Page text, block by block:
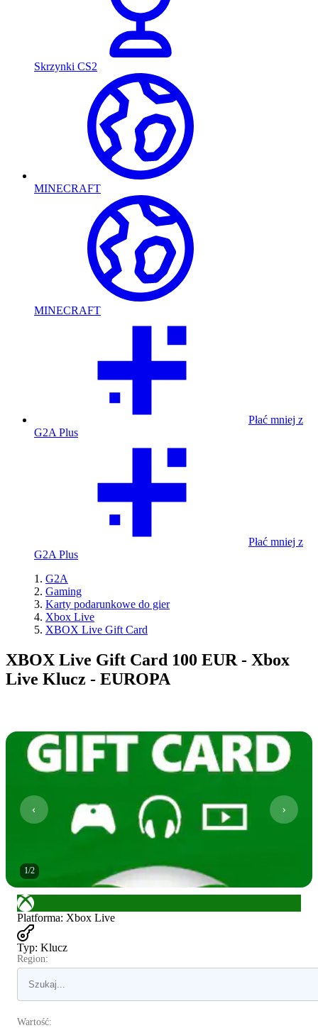
Skrzynki CS2
MINECRAFT
MINECRAFT
Płać mniej z
G2A Plus
Płać mniej z
G2A Plus
G2A
Gaming
Karty podarunkowe do gier
Xbox Live
XBOX Live Gift Card
XBOX Live Gift Card 100 EUR - Xbox
Live Klucz - EUROPA
1/2
Platforma: Xbox Live
Typ: Klucz
Region:
Wartość: